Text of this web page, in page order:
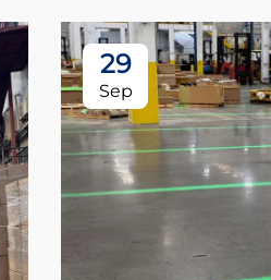
29
Sep